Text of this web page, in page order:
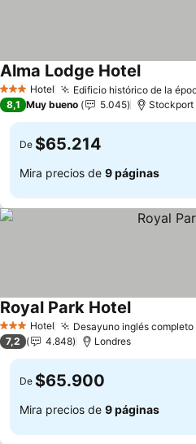
3 Estrellas
Hotel Edificio histórico de la
Alma Lodge HotelVer
8,1 Muy bueno 5.045 Stockport
De $65.214
Mira precios de 9 páginas
3 Estrellas
Hotel Desayuno inglés
Royal Park HotelVer precios
7,2 4.848 Londres
De $65.900
Mira precios de 9 páginas